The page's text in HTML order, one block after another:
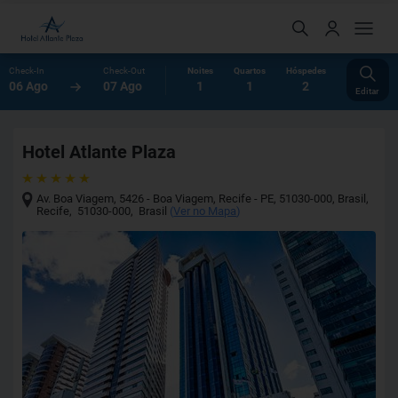
Check-In
06 Ago
Check-Out
07 Ago
Noites
1
Quartos
1
Hóspedes
2 Editar
Hotel Atlante Plaza
Av. Boa Viagem, 5426 - Boa Viagem, Recife - PE, 51030-000, Brasil ,
Recife, 51030-000, Brasil (Ver no Mapa)